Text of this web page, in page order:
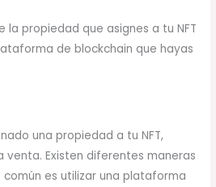
la propiedad que asignes a tu NFT
de blockchain que hayas
una propiedad a tu NFT,
venta. Existen diferentes maneras
es utilizar una plataforma